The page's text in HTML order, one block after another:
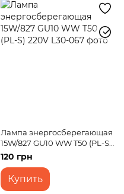
Лампа энергосберегающая
15W/827 GU10 WW T50 (PL-S)
220V
120 грн
Купить